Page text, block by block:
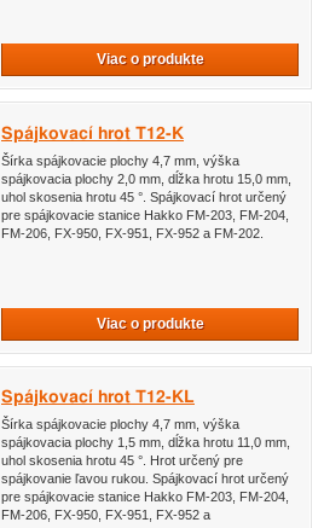
Viac o produkte
Spájkovací hrot T12-K
Šírka spájkovacie plochy 4,7 mm, výška
spájkovacia plochy 2,0 mm, dĺžka hrotu 15,0 mm,
uhol skosenia hrotu 45 °. Spájkovací hrot určený
pre spájkovacie stanice Hakko FM-203, FM-204,
FM-206, FX-950, FX-951, FX-952 a FM-202.
Viac o produkte
Spájkovací hrot T12-KL
Šírka spájkovacie plochy 4,7 mm, výška
spájkovacia plochy 1,5 mm, dĺžka hrotu 11,0 mm,
uhol skosenia hrotu 45 °. Hrot určený pre
spájkovanie ľavou rukou. Spájkovací hrot určený
pre spájkovacie stanice Hakko FM-203, FM-204,
FM-206, FX-950, FX-951, FX-952 a